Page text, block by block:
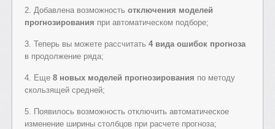
2. Добавлена возможность отключения моделей
прогнозирования при автоматическом подборе;
3. Теперь вы можете рассчитать 4 вида ошибок прогноза
в продолжение ряда;
4. Еще 8 новых моделей прогнозирования по методу
скользящей средней;
5. Появилось возможность отключить автоматическое
изменение ширины столбцов при расчете прогноза;